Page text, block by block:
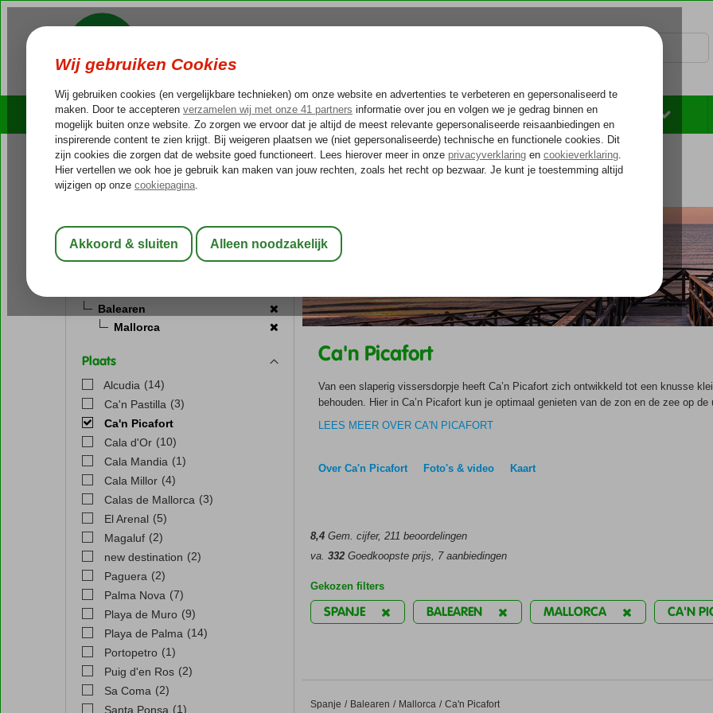
Cruises Outlet Deals Rondreizen Zonvakantie
Voelt als thuiskomen...
Reissoort
Bestemming
Balearen
Mallorca
Plaats
Alcudia (14)
Ca'n Pastilla (3)
Ca'n Picafort
Cala d'Or (10)
Cala Mandia (1)
Cala Millor (4)
Calas de Mallorca (3)
El Arenal (5)
Magaluf (2)
new destination (2)
Paguera (2)
Palma Nova (7)
Playa de Muro (9)
Playa de Palma (14)
Portopetro (1)
Puig d'en Ros (2)
Sa Coma (2)
Santa Ponsa (1)
Ca'n Picafort
Van een slaperig vissersdorpje heeft Ca’n Picafort zich ontwikkeld tot een knusse
behouden. Hier in Ca’n Picafort kun je optimaal genieten van de zon en de zee op
als vissershaven, perfect voor ontspannen avondwandelingen. Langs de boulevard
bevindt zich in het noordoosten van Mallorca, terwijl de levendige badplaats en
LEES MEER OVER CA'N PICAFORT
Over Ca'n Picafort Foto's & video Kaart
8,4Gem. cijfer, 211 beoordelingen
va. 332Goedkoopste prijs, 7 aanbiedingen
Gekozen filters
SPANJE BALEAREN MALLORCA CA'N
Home
Spanje Balearen Mallorca Ca'n Picafort
Zafiro Mallorca